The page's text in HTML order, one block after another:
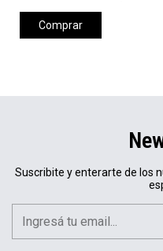
Comprar
Suscribite y enterarte de los